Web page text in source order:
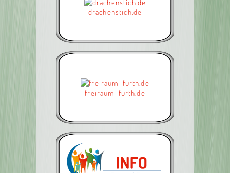
drachenstich.de
freiraum-furth.de